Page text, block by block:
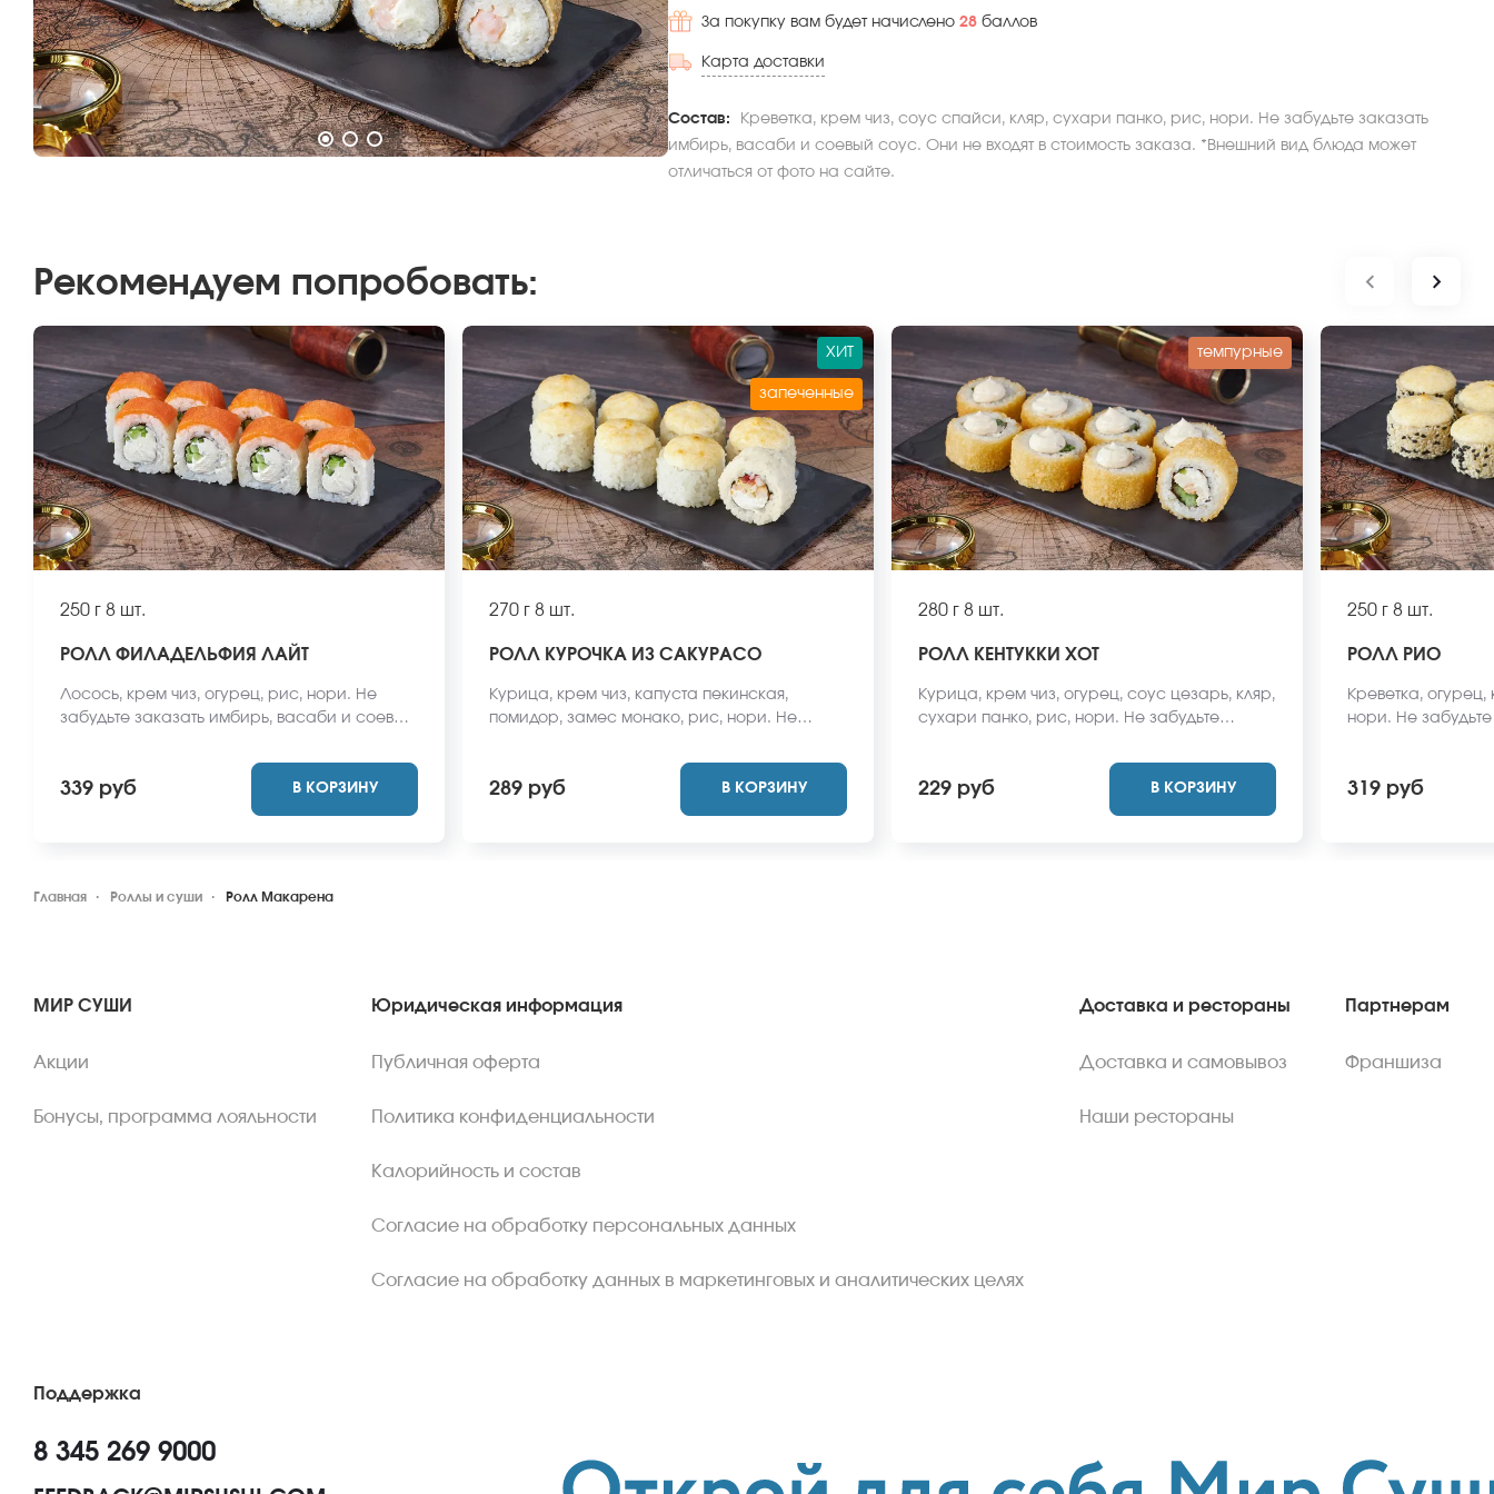
За покупку вам будет начислено 28 баллов
Карта доставки
Состав:
Креветка, крем чиз, соус спайси, кляр, сухари панко, рис, нори. Не забудьте заказать
имбирь, васаби и соевый соус. Они не входят в стоимость заказа. *Внешний вид блюда может
отличаться от фото на сайте.
Рекомендуем попробовать:
250 г 8 шт.
РОЛЛ ФИЛАДЕЛЬФИЯ ЛАЙТ
Лосось, крем чиз, огурец, рис, нори. Не
забудьте заказать имбирь, васаби и соевый
*Внешний вид блюда может отличаться от
фото на сайте.
339 руб В КОРЗИНУ
ХИТ
запеченные
270 г 8 шт.
РОЛЛ КУРОЧКА ИЗ САКУРАСО
Курица, крем чиз, капуста пекинская,
помидор, замес монако, рис, нори. Не
соус. Они не входят в стоимость заказа.
*Внешний вид блюда может отличаться от
289 руб В КОРЗИНУ
темпурные
280 г 8 шт.
РОЛЛ КЕНТУККИ ХОТ
Курица, крем чиз, огурец, соус цезарь, кляр,
сухари панко, рис, нори. Не забудьте
Они не входят в стоимость заказа. *Внешний
вид блюда может отличаться от фото на
229 руб В КОРЗИНУ
250 г 8 шт.
РОЛЛ РИО
Креветка,
нори. Не
отличаться от
319 руб
Главная Роллы и суши Ролл Макарена
МИР СУШИ
Акции
Бонусы, программа лояльности
Юридическая информация
Публичная оферта
Политика конфиденциальности
Калорийность и состав
Согласие на обработку персональных данных
Согласие на обработку данных в маркетинговых и аналитических целях
Доставка и рестораны
Доставка и самовывоз
Наши рестораны
Партнерам
Франшиза
Поддержка
8 345 269 9000